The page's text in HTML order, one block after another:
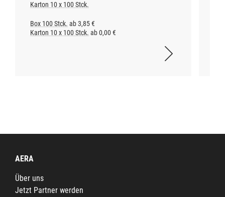
Karton 10 x 100 Stck.
Box 100 Stck. ab 3,85 €
Karton 10 x 100 Stck. ab 0,00 €
AERA
Über uns
Jetzt Partner werden